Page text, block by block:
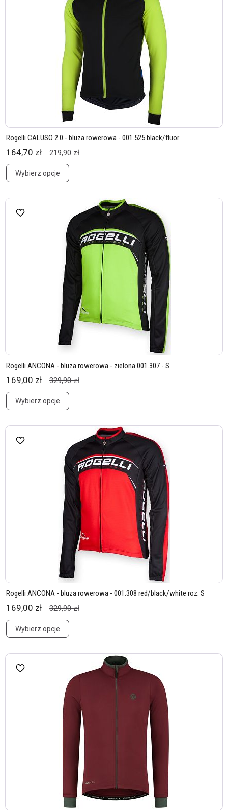
Rogelli CALUSO 2.0 - bluza rowerowa - 001.525 black/fluor
164,70 zł 219,90 zł
Wybierz opcje
Rogelli ANCONA - bluza rowerowa - zielona 001.307 - S
169,00 zł 329,90 zł
Wybierz opcje
Rogelli ANCONA - bluza rowerowa - 001.308 red/black/white roz. S
169,00 zł 329,90 zł
Wybierz opcje